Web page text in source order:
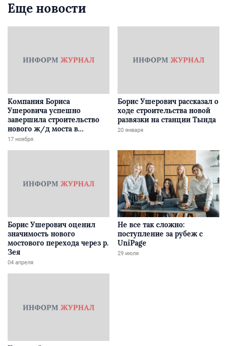
Еще новости
Компания Бориса
Ушеровича успешно
завершила строительство
нового ж/д моста в
Забайкалье
17 ноября
Борис Ушерович рассказал о
ходе строительства новой
развязки на станции Тында
20 января
Борис Ушерович оценил
значимость нового
мостового перехода через р.
Зея
04 апреля
Не все так сложно:
поступление за рубеж с
UniPage
29 июля